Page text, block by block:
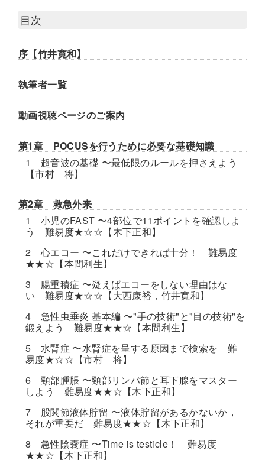
目次
序【竹井寛和】
執筆者一覧
動画視聴ページのご案内
第1章 POCUSを行うために必要な基礎知識
1 超音波の基礎 〜最低限のルールを押さえよう
【市村 将】
第2章 救急外来
1 小児のFAST 〜4部位で11ポイントを確認しよ
う 難易度★☆☆【木下正和】
2 心エコー 〜これだけできれば十分！ 難易度
★★☆【本間利生】
3 腸重積症 〜疑えばエコーをしない理由はな
い 難易度★☆☆【大西康裕，竹井寛和】
4 急性虫垂炎 基本編 〜"手の技術"と"目の技術"を
鍛えよう 難易度★★☆【本間利生】
5 水腎症 〜水腎症を呈する原因まで検索を 難
易度★☆☆【市村 将】
6 頸部腫脹 〜頸部リンパ節と耳下腺をマスター
しよう 難易度★★☆【木下正和】
7 股関節液体貯留 〜液体貯留があるかないか，
それが重要だ 難易度★★☆【木下正和】
8 急性陰嚢症 〜Time is testicle！ 難易度
★★☆【木下正和】